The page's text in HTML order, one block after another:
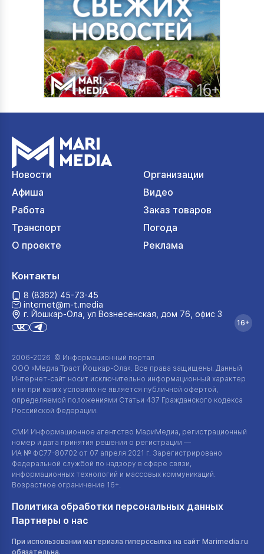
Новости
Организации
Афиша
Видео
Работа
Заказ товаров
Транспорт
Погода
О проекте
Реклама
2006-2026 © Информационный портал
ООО «Медиа Траст Йошкар-Ола». Все права защищены. Данный
Интернет-сайт носит исключительно информационный характер
и ни при каких условиях не является публичной офертой,
определяемой положениями Статьи 437 Гражданского кодекса
Российской Федерации.
СМИ Информационное агентство МариМедиа, регистрационный
номер и дата принятия решения о регистрации —
ИА № ФС77-80702 от 07 апреля 2021 г. Зарегистрировано
Федеральной службой по надзору в сфере связи,
информационных технологий и массовых коммуникаций.
Возрастное ограничение 16+.
Политика обработки персональных данных
Партнеры о нас
При использовании материала гиперссылка на сайт Marimedia.ru
обязательна.
Контакты
8 (8362) 45-73-45
internet@m-t.media
г. Йошкар‑Ола, ул Вознесенская, дом 76, офис 3
16+